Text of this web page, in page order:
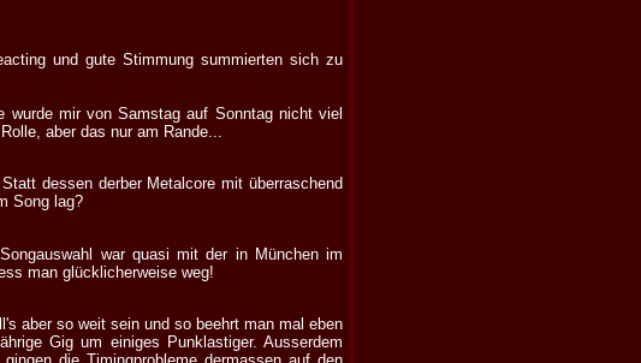
und gute Stimmung summierten sich zu
wurde mir von Samstag auf Sonntag nicht viel
aber das nur am Rande...
dessen derber Metalcore mit überraschend
Song lag?
war quasi mit der in München im
man glücklicherweise weg!
aber so weit sein und so beehrt man mal eben
Gig um einiges Punklastiger. Ausserdem